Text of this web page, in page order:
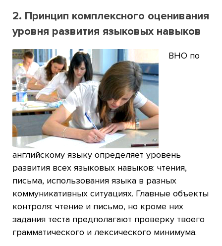
2. Принцип комплексного оценивания
уровня развития языковых навыков
ВНО по
английскому языку определяет уровень
развития всех языковых навыков: чтения,
письма, использования языка в разных
коммуникативных ситуациях. Главные объекты
контроля: чтение и письмо, но кроме них
задания теста предполагают проверку твоего
грамматического и лексического минимума.